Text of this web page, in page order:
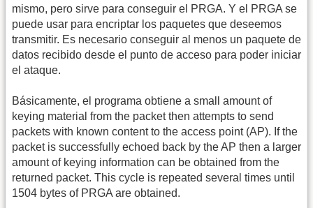
mismo, pero sirve para conseguir el PRGA. Y el PRGA se
puede usar para encriptar los paquetes que deseemos
transmitir. Es necesario conseguir al menos un paquete de
datos recibido desde el punto de acceso para poder iniciar
el ataque.
Básicamente, el programa obtiene a small amount of
keying material from the packet then attempts to send
packets with known content to the access point (AP). If the
packet is successfully echoed back by the AP then a larger
amount of keying information can be obtained from the
returned packet. This cycle is repeated several times until
1504 bytes of PRGA are obtained.